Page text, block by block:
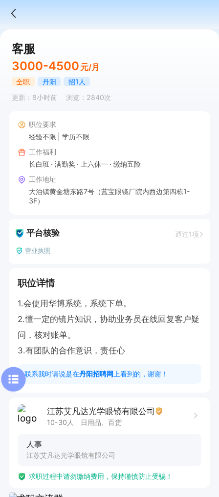
客服
3000-4500 元/月
全职 丹阳
招1人
更新：8小时前
浏览：2840次
职位要求
经验不限
学历不限
工作福利
长白班
满勤奖 上六休一
缴纳五险
工作地址
大泊镇黄金塘东路7号（蓝宝眼镜厂院内西边第四栋1-
3F）
平台核验 通过1项
营业执照
职位详情
1.会使用华博系统，系统下单。
2.懂一定的镜片知识，协助业务员在线回复客户疑
问，核对账单。
3.有团队的合作意识，责任心
联系我时请说是在丹阳招聘网 上看到的，谢谢！
江苏艾凡达光学眼镜有限公司
10-30人 日用品、百货
人事
江苏艾凡达光学眼镜有限公司
求职过程中请勿缴纳费用，保持谨慎防止受骗！